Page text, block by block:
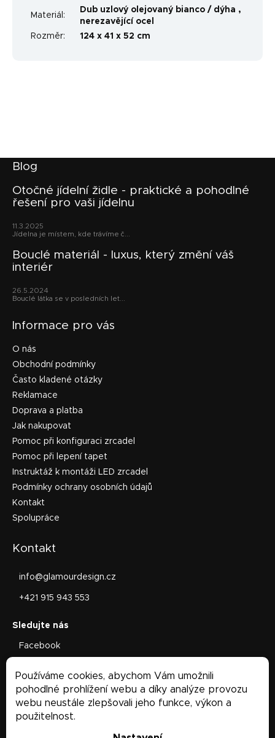
Používáme cookies, abychom Vám umožnili
pohodlné prohlížení webu a díky analýze provozu
webu neustále zlepšovali jeho funkce, výkon a
použitelnost.
Materiál :
Dub uzlový olejovaný bianco / dýha ,
nerezavějící ocel
Rozměr: 124 x 41 x 52 cm
Blog
Otočné jídelní židle - praktické a pohodlné
řešení pro vaši jídelnu
11.3.2025
Jídelna je místem, kde trávíme č...
Bouclé materiál - luxus, který změní váš
interiér
26.5.2024
Bouclé látka se v posledních let...
Informace pro vás
O nás
Obchodní podmínky
Často kladené otázky
Reklamace
Doprava a platba
Jak nakupovat
Pomoc při konfiguraci zrcadel
Pomoc při lepení tapet
Instruktáž k montáži LED zrcadel
Podmínky ochrany osobních údajů
Kontakt
Spolupráce
Kontakt
info@glamourdesign.cz
+421 915 943 553
Facebook
Facebook